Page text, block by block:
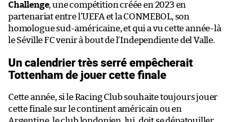
Challenge, une compétition créée en 2023 en
partenariat entre l’UEFA et la CONMEBOL, son
homologue sud-américaine, et qui a vu cette année-là
le Séville FC venir à bout de l’Independiente del Valle.
Un calendrier très serré empêcherait
Tottenham de jouer cette finale
Cette année, si le Racing Club souhaite toujours jouer
cette finale sur le continent américain ou en